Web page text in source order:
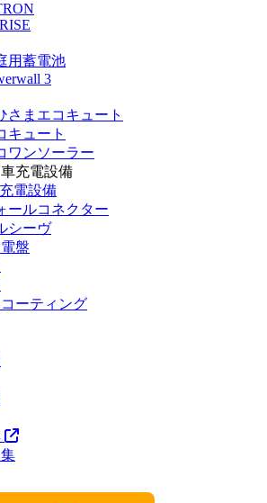
用蓄電池
3
さまエコキュート
キュート
ワンソーラー
充電設備
電設備
ールコネクター
シーヴ
盤
ーティング